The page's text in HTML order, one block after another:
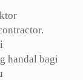
handal bagi